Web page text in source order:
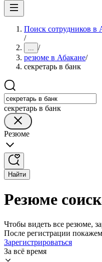
Поиск сотрудников в
/
... /
резюме в Абакане/
секретарь в банк
секретарь в банк
Резюме
Найти
Резюме
Чтобы видеть все резюме,
После регистрации
Зарегистрироваться
За всё время